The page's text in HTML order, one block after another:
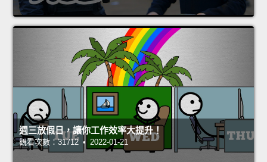
週三放假日，讓你工作效率大提升！
觀看次數：31712 • 2022-01-21